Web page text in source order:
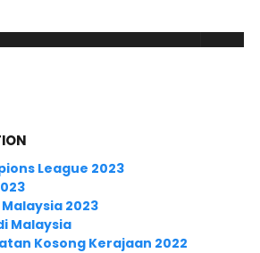
League 2023
2023
Malaysia
Kosong Kerajaan 2022